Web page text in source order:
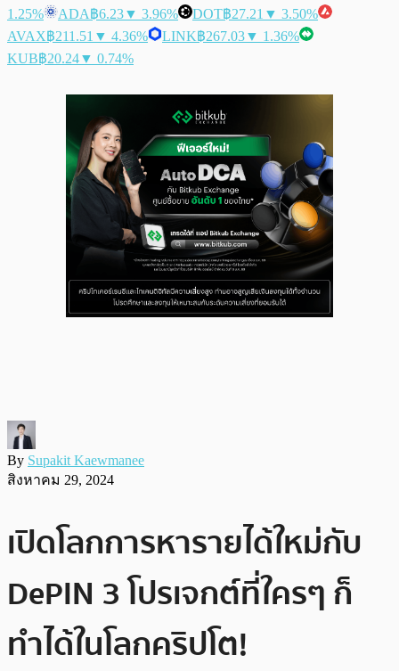
1.25%
ADA฿6.23▼ 3.96% DOT฿27.21 ▼ 3.50%
AVAX฿211.51 ▼ 4.36% LINK฿267.03▼ 1.36%
KUB฿20.24▼ 0.74%
By Supakit Kaewmanee
สิงหาคม 29, 2024
เปิดโลกการหารายได้ใหม่กับ
DePIN 3 โปรเจกต์ที่ใครๆ ก็
ทำได้ในโลกคริปโต!